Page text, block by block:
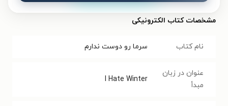
مشخصات کتاب الکترونیکی
نام کتاب سرما رو دوست ندارم
عنوان در زبان
مبدأ
I Hate Winter